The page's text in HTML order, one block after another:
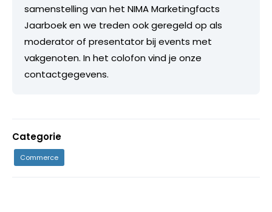
samenstelling van het NIMA Marketingfacts
Jaarboek en we treden ook geregeld op als
moderator of presentator bij events met
vakgenoten. In het colofon vind je onze
contactgegevens.
Categorie
Commerce